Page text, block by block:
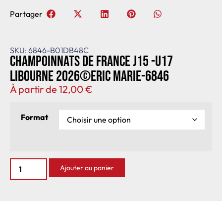
SKU: 6846-B01DB48C
Champoinnats de France J15 -U17
Libourne 2026©Eric Marie-6846
À partir de 12,00€
Format
Ajouter au panier
Partager